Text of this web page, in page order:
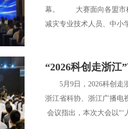
幕。 大赛面向各盟市科
减灾专业技术人员、中
“2026科创走浙江
5月9日，2026科创走浙
浙江省科协、浙江广播
会议指出，本次大会以“‘